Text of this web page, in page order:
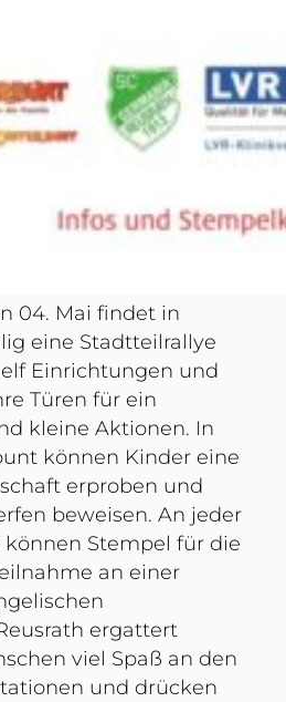
04. Mai findet in
eine Stadtteilrallye
Einrichtungen und
Türen für ein
kleine Aktionen. In
können Kinder eine
erproben und
beweisen. An jeder
Stempel für die
an einer
ergattert
viel Spaß an den
und drücken